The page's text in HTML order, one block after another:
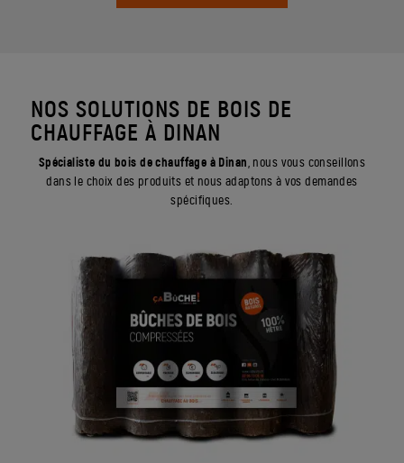
NOS SOLUTIONS DE BOIS DE
CHAUFFAGE À DINAN
Spécialiste du bois de chauffage à Dinan, nous vous conseillons
dans le choix des produits et nous adaptons à vos demandes
spécifiques.